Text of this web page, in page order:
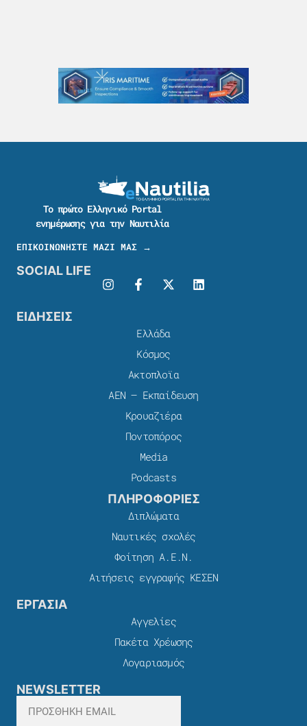
Το πρώτο Ελληνικό Portal
ενημέρωσης για την Ναυτιλία
ΕΠΙΚΟΙΝΩΝΗΣΤΕ ΜΑΖΙ ΜΑΣ →
SOCIAL LIFE
ΕΙΔΗΣΕΙΣ
Ελλάδα
Κόσμος
Ακτοπλοϊα
ΑΕΝ – Εκπαίδευση
Κρουαζιέρα
Ποντοπόρος
Media
Podcasts
ΠΛΗΡΟΦΟΡΙΕΣ
Διπλώματα
Ναυτικές σχολές
Φοίτηση Α.Ε.Ν.
Αιτήσεις εγγραφής ΚΕΣΕΝ
ΕΡΓΑΣΙΑ
Αγγελίες
Πακέτα Χρέωσης​
Λογαριασμός
NEWSLETTER